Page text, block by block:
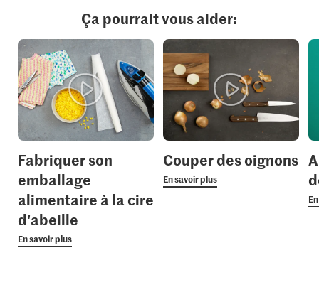
Ça pourrait vous aider:
Fabriquer son
emballage
alimentaire à la cire
d'abeille
En savoir plus
Couper des oignons
En savoir plus